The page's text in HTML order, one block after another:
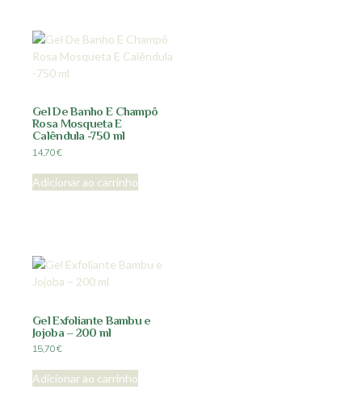
Gel De Banho E Champô
Rosa Mosqueta E
Calêndula -750 ml
14,70€
Adicionar ao carrinho
Gel Exfoliante Bambu e
Jojoba – 200 ml
15,70€
Adicionar ao carrinho